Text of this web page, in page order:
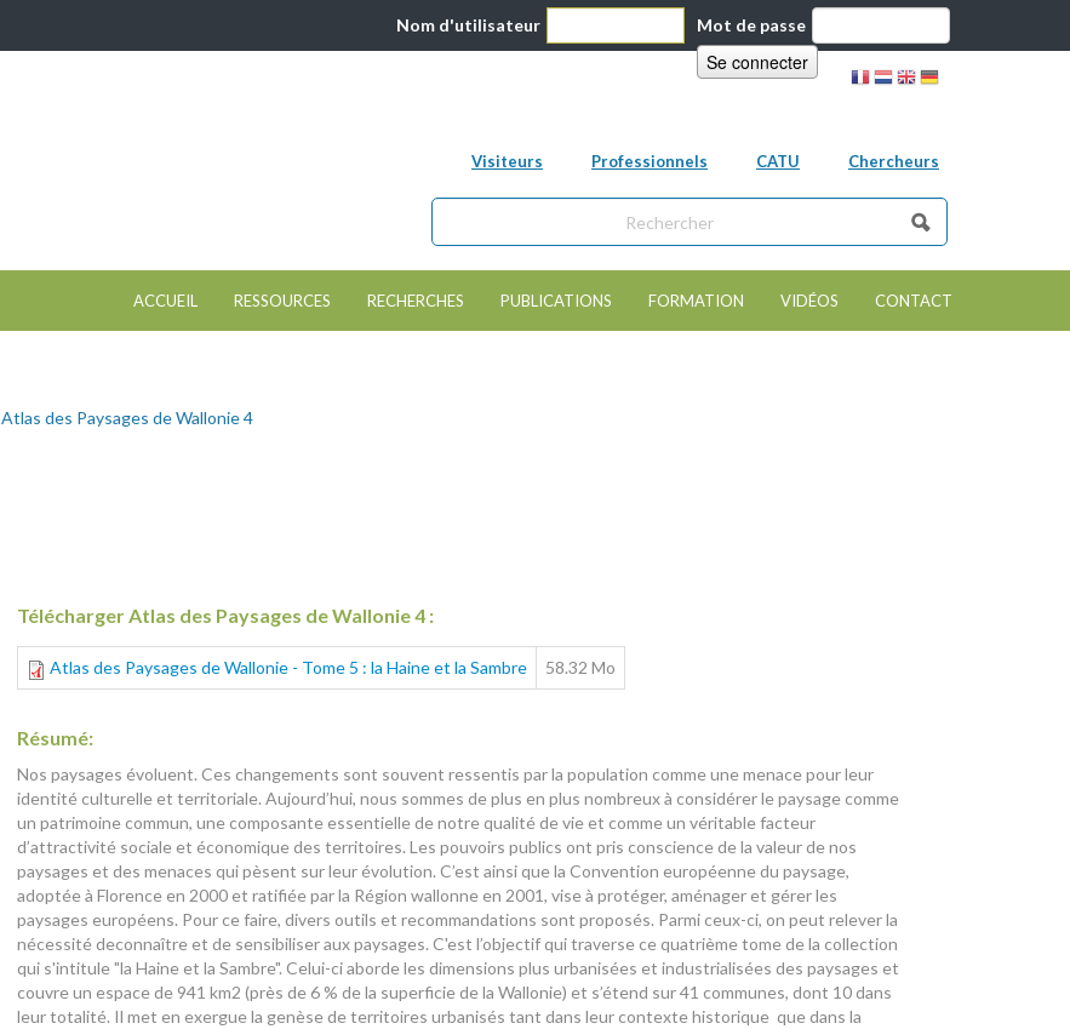
Nom d'utilisateur Mot de passe
Visiteurs Professionnels CATU Chercheurs
Formulaire de recherche
Chercher dans ce site
ACCUEIL RESSOURCES RECHERCHES PUBLICATIONS FORMATION VIDÉOS CONTACT
Atlas des Paysages de Wallonie 4
Télécharger Atlas des Paysages de Wallonie 4 :
Atlas des Paysages de Wallonie - Tome 5 : la Haine et la Sambre 58.32 Mo
Résumé:
Nos paysages évoluent. Ces changements sont souvent ressentis par la population comme une menace pour leur
identité culturelle et territoriale. Aujourd’hui, nous sommes de plus en plus nombreux à considérer le paysage comme
un patrimoine commun, une composante essentielle de notre qualité de vie et comme un véritable facteur
d’attractivité sociale et économique des territoires. Les pouvoirs publics ont pris conscience de la valeur de nos
paysages et des menaces qui pèsent sur leur évolution. C’est ainsi que la Convention européenne du paysage,
adoptée à Florence en 2000 et ratifiée par la Région wallonne en 2001, vise à protéger, aménager et gérer les
paysages européens. Pour ce faire, divers outils et recommandations sont proposés. Parmi ceux-ci, on peut relever la
nécessité deconnaître et de sensibiliser aux paysages. C'est l’objectif qui traverse ce quatrième tome de la collection
qui s'intitule "la Haine et la Sambre". Celui-ci aborde les dimensions plus urbanisées et industrialisées des paysages et
couvre un espace de 941 km2 (près de 6 % de la superficie de la Wallonie) et s’étend sur 41 communes, dont 10 dans
leur totalité. Il met en exergue la genèse de territoires urbanisés tant dans leur contexte historique que dans la